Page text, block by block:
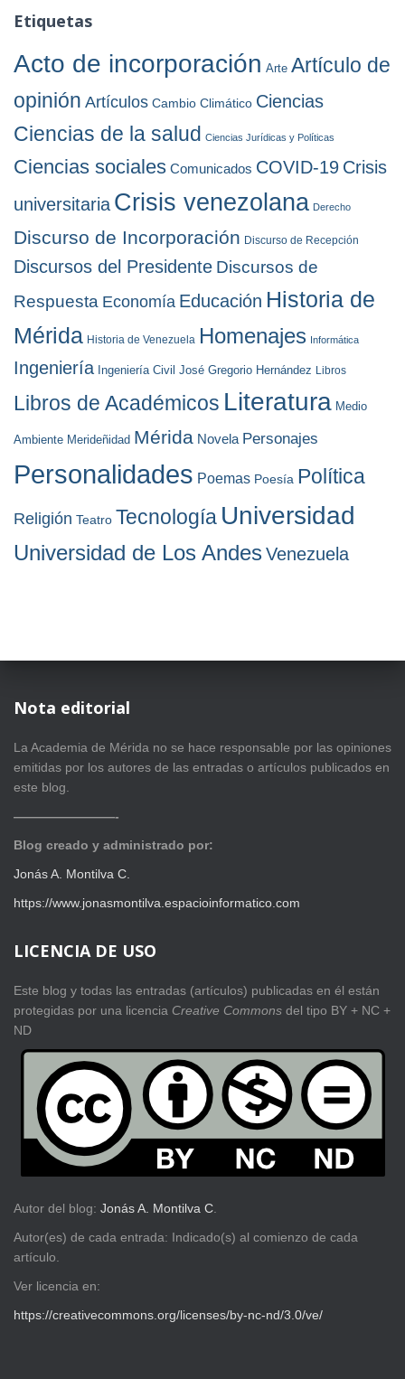
s
h
v
o
s
Etiquetas
Acto de incorporación Arte Artículo de
opinión Artículos Cambio Climático Ciencias
Ciencias de la salud Ciencias Jurídicas y Políticas
Ciencias sociales Comunicados COVID-19 Crisis
universitaria Crisis venezolana Derecho
Discurso de Incorporación Discurso de Recepción
Discursos del Presidente Discursos de
Respuesta Economía Educación Historia de
Mérida Historia de Venezuela Homenajes Informática
Ingeniería Ingeniería Civil José Gregorio Hernández Libros
Libros de Académicos Literatura Medio
Ambiente Merideñidad Mérida Novela Personajes
Personalidades Poemas Poesía Política
Religión Teatro Tecnología Universidad
Universidad de Los AndesVenezuela
Nota editorial
La Academia de Mérida no se hace responsable por las opiniones
emitidas por los autores de las entradas o artículos publicados en
este blog.
————————-
Blog creado y administrado por:
Jonás A. Montilva C.
https://www.jonasmontilva.espacioinformatico.com
LICENCIA DE USO
Este blog y todas las entradas (artículos) publicadas en él están
protegidas por una licencia Creative Commons del tipo BY + NC +
ND
Autor del blog: Jonás A. Montilva C
Autor(es) de cada entrada: Indicado(s) al comienzo de cada
artículo.
Ver licencia en:
https://creativecommons.org/licenses/by-nc-nd/3.0/ve/